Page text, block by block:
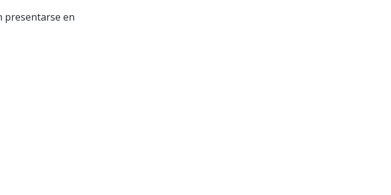
presentarse en